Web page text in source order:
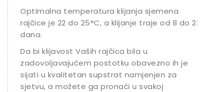
Optimalna temperatura klijanja sjemena
rajčice je 22 do 25°C, a klijanje traje od 8 do 23
dana.
Da bi klijavost Vaših rajčica bila u
zadovoljavajućem postotku obavezno ih je
sijati u kvalitetan supstrat namjenjen za
sjetvu, a možete ga pronaći u svakoj